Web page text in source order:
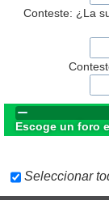
Conteste: ¿La
Escoge un foro
Seleccionar